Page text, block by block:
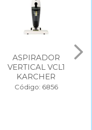
ASPIRADOR
VERTICAL VCL1
KARCHER
Código: 6856